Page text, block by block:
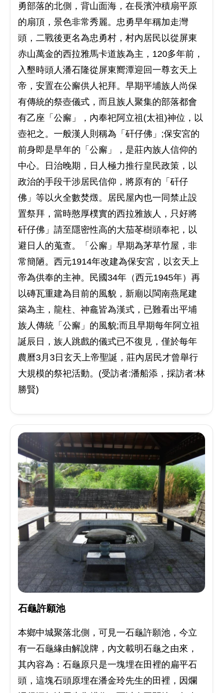
勇部落的北側，背山面海，在長濱沖積扇平原
的扇頂，景色非常秀麗。忠勇早年稱加走灣
頭，二戰後更名為忠勇村，村內居民以從屏東
赤山萬金的西拉雅馬卡道族為主，120多年前，
入墾時頭人潘石隆從屏東嚮潭迎回一尊玄天上
帝，安置在公廨供人祀拜。早期平埔族人尚保
有傳統的祭壺儀式，而且族人聚集的部落都會
有乙座「公廨」，內奉祀阿立祖(太祖)神位，以
壺祀之。一般漢人則稱為「矸仔佛」;保安宮的
前身即是早年的「公廨」，是莊內族人信仰的
中心。日治晚期，日人極力推行皇民政策，以
政治的手段干涉居民信仰，將原有的「矸仔
佛」等以火全數焚燬。居民屋內也一同禁止設
置祭拜，當時憨厚樸實的西拉雅族人，只好將
矸仔佛」請至隱密性高的大茄苳樹頭奉祀，以
避日人的蒐查。「公廨」早期為茅草竹屋，非
常簡陋。西元1914年改建為保安宮，以玄天上
帝為供奉的主神。民國34年（西元1945年）再
以磚瓦重建為目前的風貌，新廟以閩南燕尾建
築為主，龍柱、神龕皆為漢式，已難看出平埔
族人傳統「公廨」的風貌;而且早期每年阿立祖
誕辰日，族人跳戲的儀式已不復見，僅於每年
農曆3月3日玄天上帝聖誕，莊內居民才曾舉行
大規模的祭祀活動。(受訪者:潘船添，採訪者:林
勝賢)
石龜許願池
本鄉中城聚落北側，可見一石龜許願池，今立
有一石龜緣由解說牌，內文載明石龜之由來，
其內容為：石龜原只是一塊埋在田裡的扁平石
頭，這塊石頭原埋在潘金玲先生的田裡，因爛